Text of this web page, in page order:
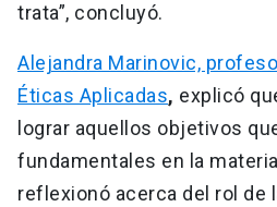
trata”, concluyó.
Alejandra Marinovic,
Éticas Aplicadas, explicó
lograr aquellos objetivos
fundamentales en la
reflexionó acerca del rol de